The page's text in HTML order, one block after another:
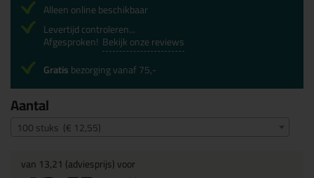
Aantal
100 stuks (€ 12,55)
van 13,21 (adviesprijs) voor
Alleen online beschikbaar
Levertijd controleren...
Afgesproken! Bekijk onze reviews
Gratisbezorging vanaf 75,-